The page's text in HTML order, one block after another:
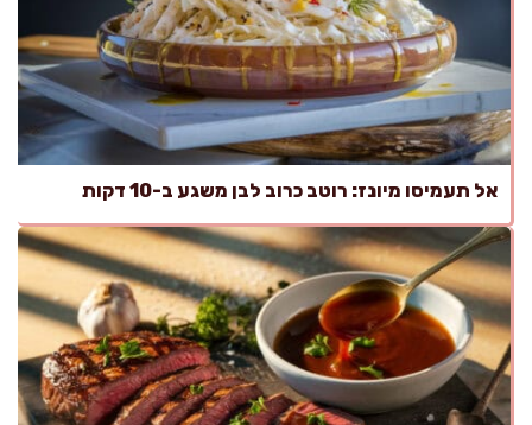
אל תעמיסו מיונז: רוטב כרוב לבן משגע ב-10 דקות